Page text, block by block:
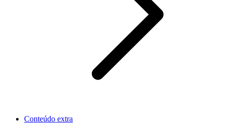
Conteúdo extra